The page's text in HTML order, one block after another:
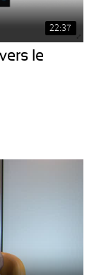
22:37
le